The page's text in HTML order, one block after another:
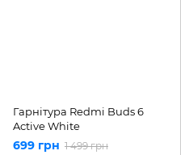
Гарнітура Redmi Buds 6
Active White
699 грн 1 499 грн